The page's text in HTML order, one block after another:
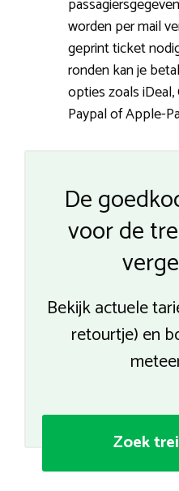
worden per mail
geprint ticket
ronden kan je
opties zoals
Paypal of Apple-
De
voor de
Bekijk actuele
retourtje) en
Zoek